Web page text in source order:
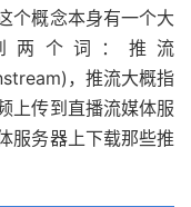
个概念本身有一个大
两个词：推流
，推流大概指
上传到直播流媒体服
服务器上下载那些推